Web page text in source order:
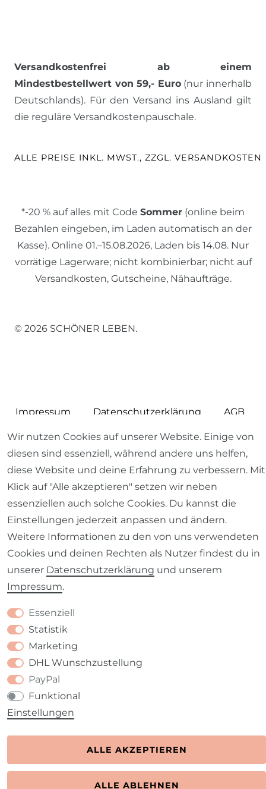
Versandkostenfrei ab einem
Mindestbestellwert von 59,- Euro(nur innerhalb
Deutschlands). Für den Versand ins Ausland gilt
die reguläre Versandkostenpauschale.
ALLE PREISE INKL. MWST., ZZGL. VERSANDKOSTEN
*-20 % auf alles mit Code Sommer (online beim
Bezahlen eingeben, im Laden automatisch an der
Kasse). Online 01.–15.08.2026, Laden bis 14.08. Nur
vorrätige Lagerware; nicht kombinierbar; nicht auf
Versandkosten, Gutscheine, Nähaufträge.
© 2026 SCHÖNER LEBEN.
Impressum Daten­schutz­erklärung AGB
Barrierefreiheitserklärung Widerrufs­recht
VERTRAG WIDERRUFEN Kontakt
Wir nutzen Cookies auf unserer Website. Einige von
diesen sind essenziell, während andere uns helfen,
diese Website und deine Erfahrung zu verbessern. Mit
Klick auf "Alle akzeptieren" setzen wir neben
essenziellen auch solche Cookies. Du kannst die
Einstellungen jederzeit anpassen und ändern.
Weitere Informationen zu den von uns verwendeten
Cookies und deinen Rechten als Nutzer findest du in
unserer Daten­schutz­erklärung und unserem
Impressum.
Essenziell
Statistik
Marketing
DHL Wunschzustellung
PayPal
Funktional
Einstellungen
ALLE AKZEPTIEREN
ALLE ABLEHNEN